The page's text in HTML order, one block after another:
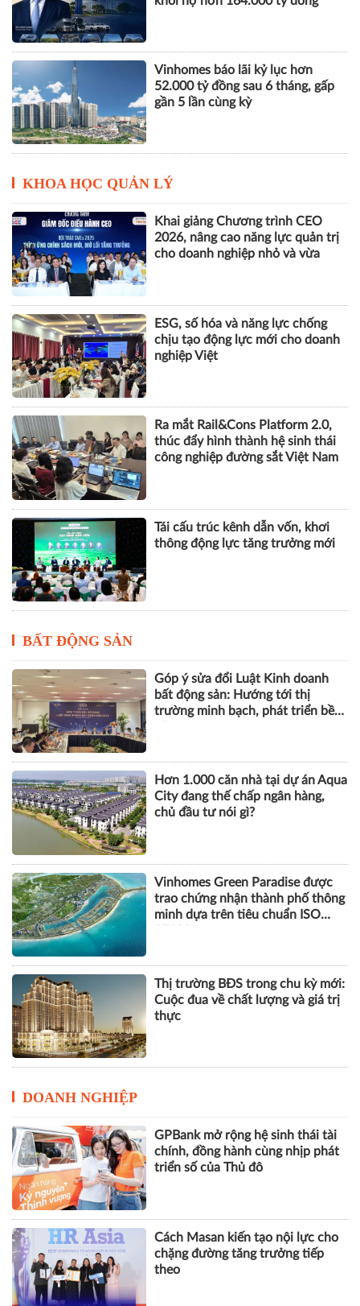
đồng trở thành điểm tựa lợi
THACO của ông Trần Bá Dương
lãi lớn trở lại nhưng vẫn "gánh"
khối nợ hơn 164.000 tỷ đồng
Vinhomes báo lãi kỷ lục hơn
KHOA HỌC QUẢN LÝ
Khai giảng Chương trình CEO
2026, nâng cao năng lực quản trị
cho doanh nghiệp nhỏ và vừa
ESG, số hóa và năng lực chống
chịu tạo động lực mới cho doanh
nghiệp Việt
Ra mắt Rail&Cons Platform 2.0,
thúc đẩy hình thành hệ sinh thái
BẤT ĐỘNG SẢN
Góp ý sửa đổi Luật Kinh doanh
bất động sản: Hướng tới thị
trường minh bạch, phát triển bền
Hơn 1.000 căn nhà tại dự án Aqua
City đang thế chấp ngân hàng,
chủ đầu tư nói gì?
Vinhomes Green Paradise được
trao chứng nhận thành phố thông
minh dựa trên tiêu chuẩn ISO
DOANH NGHIỆP
GPBank mở rộng hệ sinh thái tài
chính, đồng hành cùng nhịp phát
triển số của Thủ đô